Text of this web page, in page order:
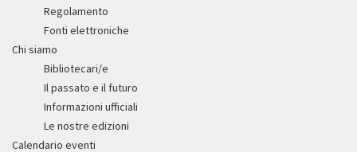
Regolamento
Fonti elettroniche
Chi siamo
Bibliotecari/e
Il passato e il futuro
Informazioni ufficiali
Le nostre edizioni
Calendario eventi